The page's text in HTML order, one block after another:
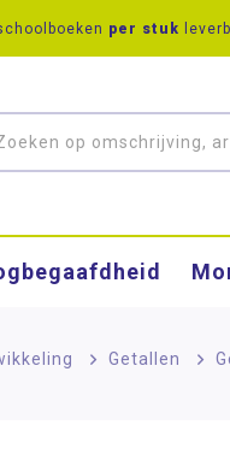
per stuk
> Getallen >